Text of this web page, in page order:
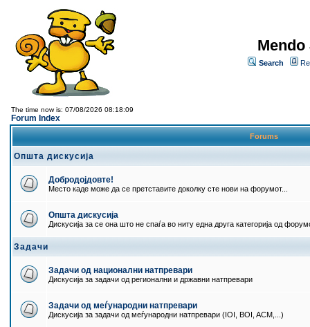
Search
The time now is: 07/08/2026 08:18:09
Forum Index
Forums
Општа дискусија
Добродојдовте!
Место каде може да се претставите доколку сте нови на форумот...
Општа дискусија
Дискусија за се она што не спаѓа во ниту една друга категорија од
Задачи
Задачи од национални натпревари
Дискусија за задачи од регионални и државни натпревари
Задачи од меѓународни натпревари
Дискусија за задачи од меѓународни натпревари (IOI, BOI, ACM,...)